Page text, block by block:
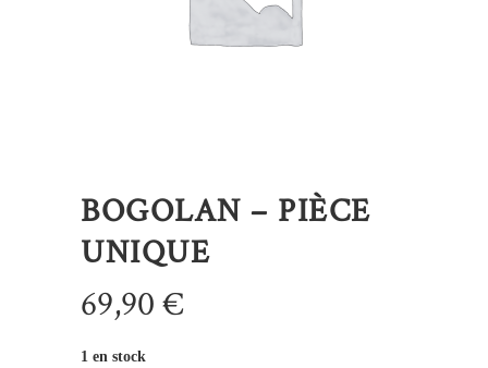
BOGOLAN – PIÈCE
UNIQUE
69,90€
1 en stock